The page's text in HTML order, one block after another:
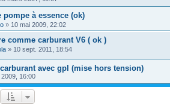
pompe à essence (ok)
» 10 mai 2009, 22:02
comme carburant V6 ( ok )
» 10 sept. 2011, 18:54
avec gpl (mise hors tension)
2009, 16:00